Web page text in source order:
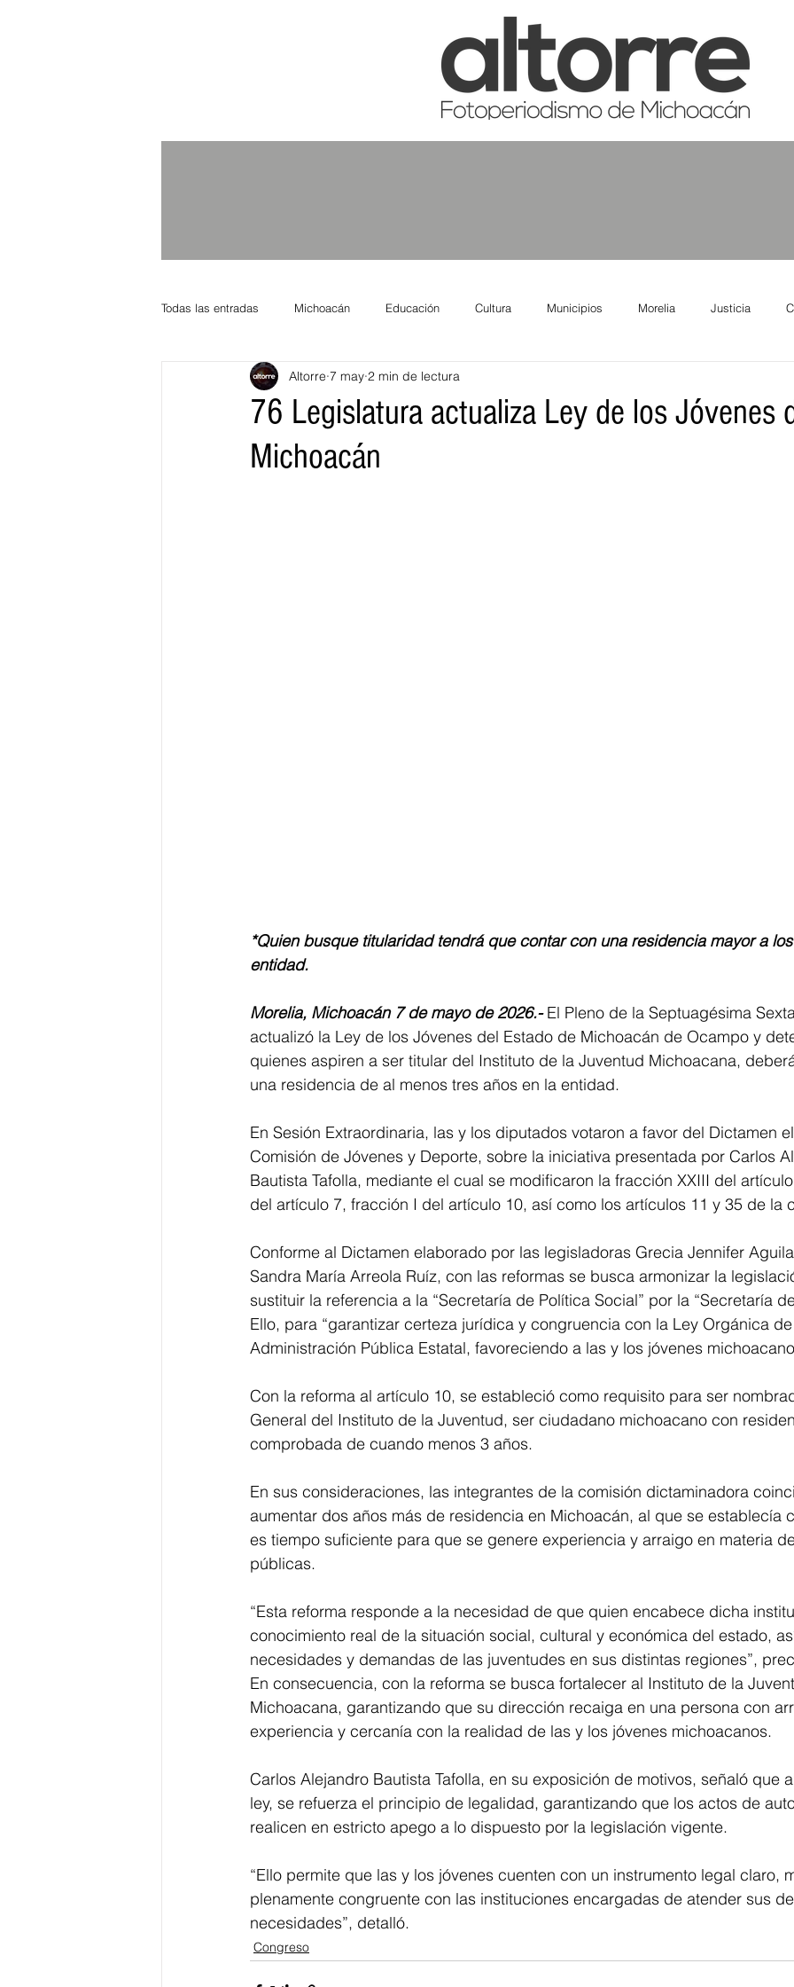
Todas las entradas Michoacán Educación Cultura Municipios Morelia Justicia
Nacional Internacional Columnistas Salud
Gobernador Segob Sedeco
76 Legislatura actualiza Ley de los Jóvenes
Michoacán
Altorre 7 may 2 min de lectura
*Quien busque titularidad tendrá que contar con una residencia mayor a
entidad.
Morelia, Michoacán 7 de mayo de 2026.- El Pleno de la Septuagésima
actualizó la Ley de los Jóvenes del Estado de Michoacán de Ocampo y
quienes aspiren a ser titular del Instituto de la Juventud Michoacana,
una residencia de al menos tres años en la entidad.
En Sesión Extraordinaria, las y los diputados votaron a favor del Dictamen
Comisión de Jóvenes y Deporte, sobre la iniciativa presentada por Carlos
Bautista Tafolla, mediante el cual se modificaron la fracción XXIII del
del artículo 7, fracción I del artículo 10, así como los artículos 11 y 35 de la
Conforme al Dictamen elaborado por las legisladoras Grecia Jennifer
Sandra María Arreola Ruíz, con las reformas se busca armonizar la
sustituir la referencia a la “Secretaría de Política Social” por la “Secretaría
Ello, para “garantizar certeza jurídica y congruencia con la Ley Orgánica
Administración Pública Estatal, favoreciendo a las y los jóvenes
Con la reforma al artículo 10, se estableció como requisito para ser
General del Instituto de la Juventud, ser ciudadano michoacano con
comprobada de cuando menos 3 años.
En sus consideraciones, las integrantes de la comisión dictaminadora
aumentar dos años más de residencia en Michoacán, al que se establecía
es tiempo suficiente para que se genere experiencia y arraigo en materia
públicas.
“Esta reforma responde a la necesidad de que quien encabece dicha
conocimiento real de la situación social, cultural y económica del estado,
necesidades y demandas de las juventudes en sus distintas regiones”,
En consecuencia, con la reforma se busca fortalecer al Instituto de la
Michoacana, garantizando que su dirección recaiga en una persona con
experiencia y cercanía con la realidad de las y los jóvenes michoacanos.
Carlos Alejandro Bautista Tafolla, en su exposición de motivos, señaló que
ley, se refuerza el principio de legalidad, garantizando que los actos de
realicen en estricto apego a lo dispuesto por la legislación vigente.
“Ello permite que las y los jóvenes cuenten con un instrumento legal claro,
plenamente congruente con las instituciones encargadas de atender sus
necesidades”, detalló.
Congreso